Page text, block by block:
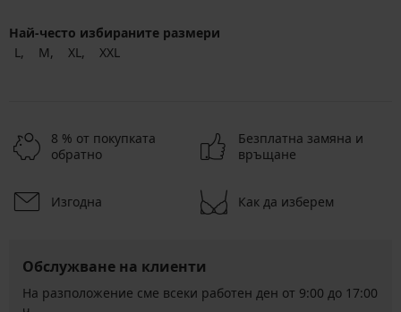
Най-често избираните размери
L
M XL XXL
8 % от покупката
обратно
Безплатна замяна и
връщане
Изгодна Как да изберем
Обслужване на клиенти
На разположение сме всеки работен ден от 9:00 до 17:00